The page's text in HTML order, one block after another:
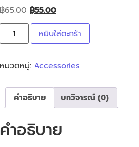
฿65.00 ฿55.00
หยิบใส่ตะกร้า
หมวดหมู่: Accessories
คำอธิบาย บทวิจารณ์ (0)
คำอธิบาย